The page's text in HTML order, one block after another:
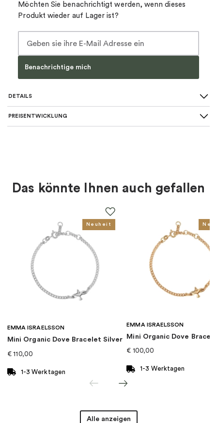
Möchten Sie benachrichtigt werden, wenn dieses
Produkt wieder auf Lager ist?
Benachrichtige mich
DETAILS
SKU
Damen
: 5700303022710
Kollektion Pandora Moments
Charms
Marke:
PREISENTWICKLUNG
Das könnte Ihnen auch gefallen
Neuheit
EMMA ISRAELSSON
Mini Organic Dove Bracelet Silver
€ 110,00
1-3 Werktagen
EMMA ISRAELSSON
Mini Organic Dove
€ 100,00
1-3 Werktagen
Alle anzeigen